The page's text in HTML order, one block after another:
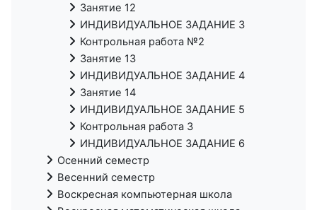
Занятие 12
ИНДИВИДУАЛЬНОЕ ЗАДАНИЕ 3
Контрольная работа №2
Занятие 13
ИНДИВИДУАЛЬНОЕ ЗАДАНИЕ 4
Занятие 14
ИНДИВИДУАЛЬНОЕ ЗАДАНИЕ 5
Контрольная работа 3
ИНДИВИДУАЛЬНОЕ ЗАДАНИЕ 6
Осенний семестр
Весенний семестр
Воскресная компьютерная школа